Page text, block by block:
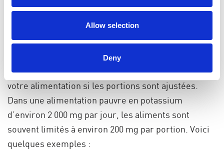
Allow selection
Deny
Si vousdevezréduire le potassium, cela ne signifie
Plusieurs aliments peuvent toujours faire partie de
votre alimentation si les portions sont ajustées.
Dans une alimentation pauvre en potassium
d’environ 2 000 mg par jour, les aliments sont
souvent limités à environ 200 mg par portion. Voici
quelques exemples :